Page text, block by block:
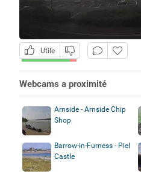
Utile
Webcams a proximité
Arnside - Arnside Chip
Shop
Barrow-in-Furness - Piel
Castle